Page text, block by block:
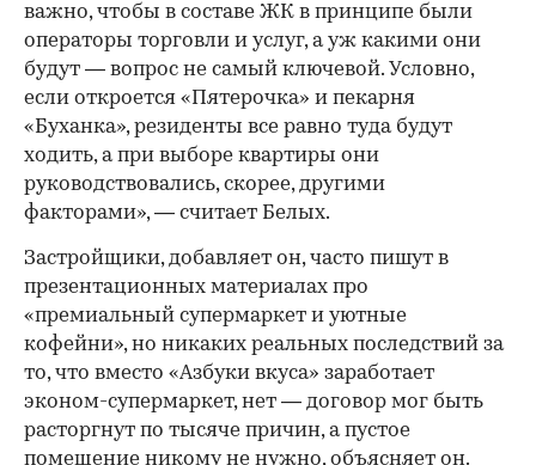
важно, чтобы в составе ЖК в принципе были
операторы торговли и услуг, а уж какими они
будут — вопрос не самый ключевой. Условно,
если откроется «Пятерочка» и пекарня
«Буханка», резиденты все равно туда будут
ходить, а при выборе квартиры они
руководствовались, скорее, другими
факторами», — считает Белых.
Застройщики, добавляет он, часто пишут в
презентационных материалах про
«премиальный супермаркет и уютные
кофейни», но никаких реальных последствий за
то, что вместо «Азбуки вкуса» заработает
эконом-супермаркет, нет — договор мог быть
расторгнут по тысяче причин, а пустое
помещение никому не нужно, объясняет он.